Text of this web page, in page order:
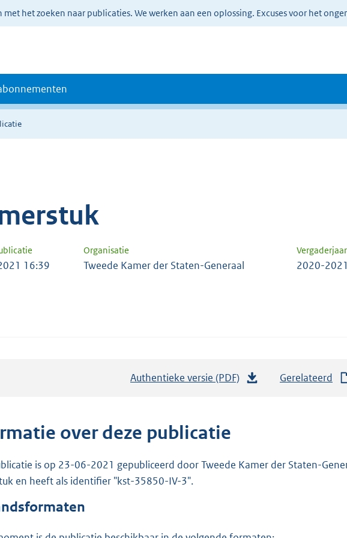
het zoeken naar publicaties. We werken aan een oplossing. Excuses voor het
Organisatie Vergaderjaar
16:39 Tweede Kamer der Staten-Generaal 2020-2021
Authentieke versie (PDF)
n
Gerelateerd
over deze publicatie
is op 23-06-2021 gepubliceerd door Tweede Kamer der Staten-
en heeft als identifier "kst-35850-IV-3".